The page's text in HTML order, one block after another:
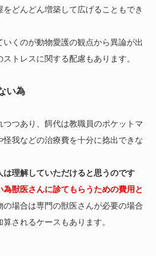
どんどん増築して広げることもでき
くのが動物愛護の観点から異論が出
トレスに関する配慮もあります。
い為
つあり、餌代は教職員のポケットマ
我などの治療費を十分に捻出できな
理解していただけると思うのです
為獣医さんに診てもらうための費用と
の場合は専門の獣医さんが必要の場合
されるケースもあります。